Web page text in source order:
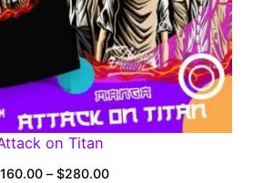
on Titan
160.00 – $280.00Price